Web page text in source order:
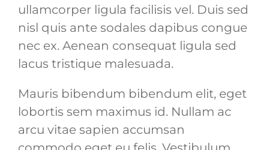
ullamcorper ligula facilisis vel. Duis sed
nisl quis ante sodales dapibus congue
nec ex. Aenean consequat ligula sed
lacus tristique malesuada.
Mauris bibendum bibendum elit, eget
lobortis sem maximus id. Nullam ac
arcu vitae sapien accumsan